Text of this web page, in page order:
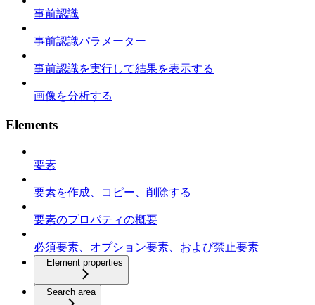
事前認識
事前認識パラメーター
事前認識を実行して結果を表示する
画像を分析する
Elements
要素
要素を作成、コピー、削除する
要素のプロパティの概要
必須要素、オプション要素、および禁止要素
Element properties
Search area